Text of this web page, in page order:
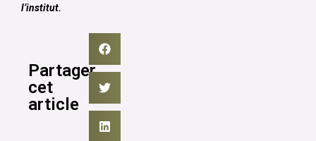
l’institut.
Partager
cet
article